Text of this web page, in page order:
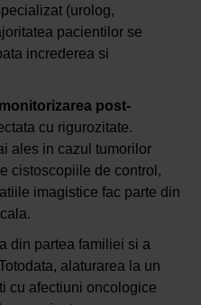
(urolog,
pacientilor se
increderea si
monitorizarea post-
cu rigurozitate.
ales in cazul tumorilor
cistoscopiile de control,
imagistice fac parte din
din partea familiei si a
alaturarea la un
cu afectiuni oncologice